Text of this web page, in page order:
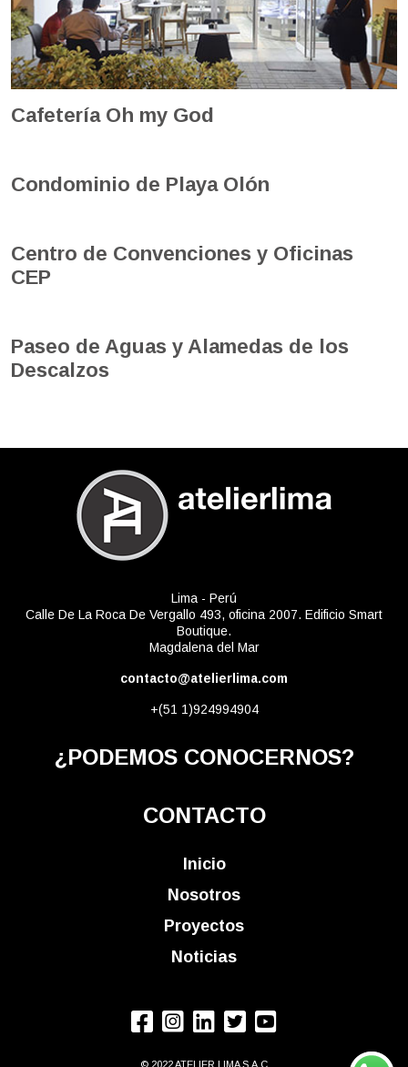
Cafetería Oh my God
Condominio de Playa Olón
Centro de Convenciones y Oficinas
CEP
Paseo de Aguas y Alamedas de los
Descalzos
Lima - Perú
Calle De La Roca De Vergallo 493, oficina 2007. Edificio Smart
Boutique.
Magdalena del Mar
contacto@atelierlima.com
+(51 1)924994904
¿PODEMOS CONOCERNOS?
CONTACTO
Inicio
Nosotros
Proyectos
Noticias
© 2022 ATELIER LIMA S.A.C